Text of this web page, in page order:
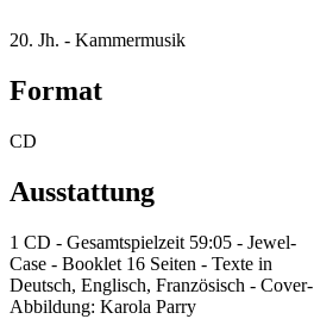
20. Jh. - Kammermusik
Format
CD
Ausstattung
1 CD - Gesamtspielzeit 59:05 - Jewel-
Case - Booklet 16 Seiten - Texte in
Deutsch, Englisch, Französisch - Cover-
Abbildung: Karola Parry